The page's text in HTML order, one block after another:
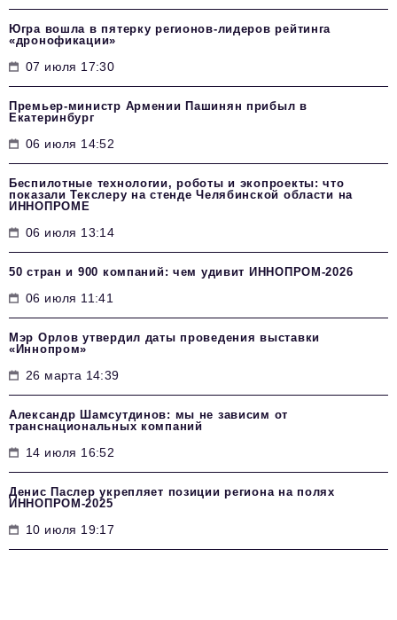
Югра вошла в пятерку регионов-лидеров рейтинга
«дронофикации»
07 июля 17:30
Премьер-министр Армении Пашинян прибыл в
Екатеринбург
06 июля 14:52
Беспилотные технологии, роботы и экопроекты: что
показали Текслеру на стенде Челябинской области на
ИННОПРОМЕ
06 июля 13:14
50 стран и 900 компаний: чем удивит ИННОПРОМ‑2026
06 июля 11:41
Мэр Орлов утвердил даты проведения выставки
«Иннопром»
26 марта 14:39
Александр Шамсутдинов: мы не зависим от
транснациональных компаний
14 июля 16:52
Денис Паслер укрепляет позиции региона на полях
ИННОПРОМ-2025
10 июля 19:17